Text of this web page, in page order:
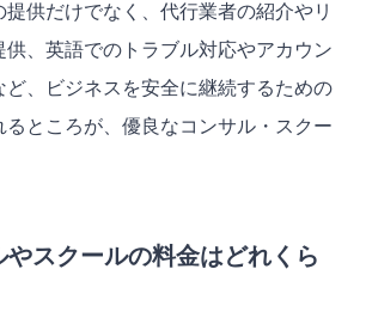
供だけでなく、代行業者の紹介やリ
供、英語でのトラブル対応やアカウン
ど、ビジネスを安全に継続するための
るところが、優良なコンサル・スクー
やスクールの料金はどれくら